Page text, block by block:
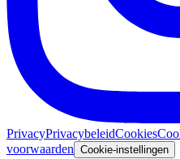
PrivacyPrivacybeleidCookies
voorwaarden Cookie-instellingen